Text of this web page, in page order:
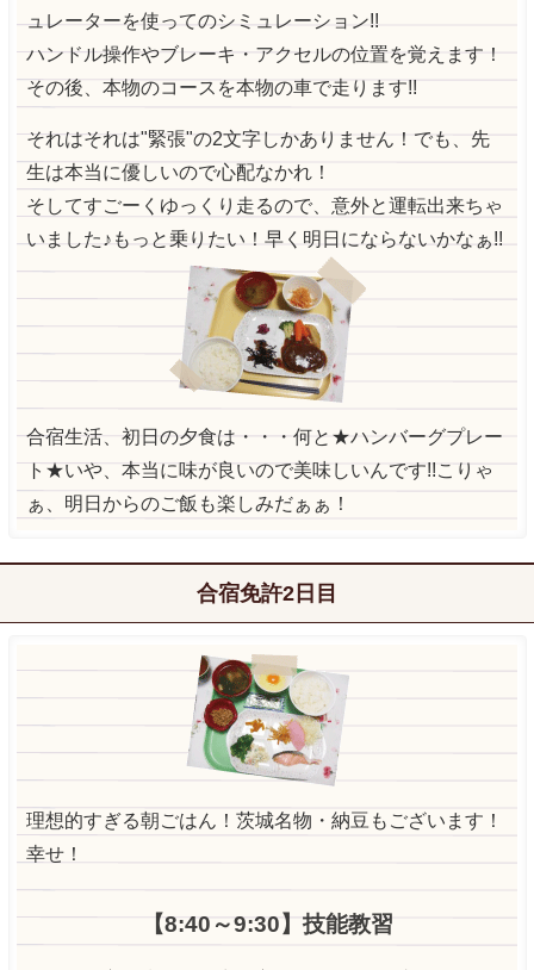
ュレーターを使ってのシミュレーション!!
ハンドル操作やブレーキ・アクセルの位置を覚えます！
その後、本物のコースを本物の車で走ります!!
それはそれは"緊張"の2文字しかありません！でも、先
生は本当に優しいので心配なかれ！
そしてすごーくゆっくり走るので、意外と運転出来ちゃ
いました♪もっと乗りたい！早く明日にならないかなぁ!!
合宿生活、初日の夕食は・・・何と★ハンバーグプレー
ト★いや、本当に味が良いので美味しいんです!!こりゃ
ぁ、明日からのご飯も楽しみだぁぁ！
合宿免許2日目
理想的すぎる朝ごはん！茨城名物・納豆もございます！
幸せ！
【8:40～9:30】技能教習